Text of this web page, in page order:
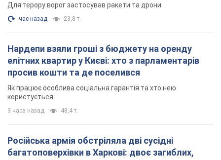
Для терору ворог застосував ракети та дрони
час назад 23,8 т.
Нардепи взяли гроші з бюджету на оренду
елітних квартир у Києві: хто з парламентарів
просив кошти та де поселився
Як працює особлива соціальна гарантія та хто нею
користується
3 часа назад 48,4 т.
Російська армія обстріляла дві сусідні
багатоповерхівки в Харкові: двоє загиблих,